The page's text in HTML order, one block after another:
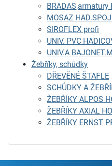
BRADAS,armatury
MOSAZ
SIROFLEX profi
UNIV. PVC
UNIV.A
Žebříky, schůdky
DŘEVĚNÉ ŠTAFLE
SCHŮDKY A
ŽEBŘÍKY ALPOS
ŽEBŘÍKY AXIAL
ŽEBŘÍKY ERNST